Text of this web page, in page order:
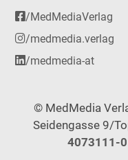
/MedMediaVerlag
/medmedia.verlag
/medmedia-at
© MedMedia
Seidengasse 9/
4073111-0